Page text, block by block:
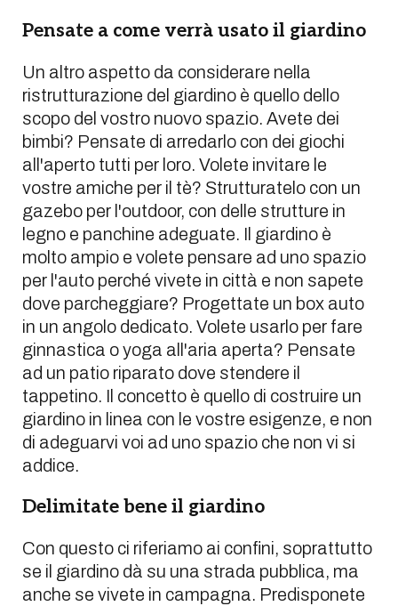
Pensate a come verrà usato il giardino
Un altro aspetto da considerare nella
ristrutturazione del giardino è quello dello
scopo del vostro nuovo spazio. Avete dei
bimbi? Pensate di arredarlo con dei giochi
all'aperto tutti per loro. Volete invitare le
vostre amiche per il tè? Strutturatelo con un
gazebo per l'outdoor, con delle strutture in
legno e panchine adeguate. Il giardino è
molto ampio e volete pensare ad uno spazio
per l'auto perché vivete in città e non sapete
dove parcheggiare? Progettate un box auto
in un angolo dedicato. Volete usarlo per fare
ginnastica o yoga all'aria aperta? Pensate
ad un patio riparato dove stendere il
tappetino. Il concetto è quello di costruire un
giardino in linea con le vostre esigenze, e non
di adeguarvi voi ad uno spazio che non vi si
addice.
Delimitate bene il giardino
Con questo ci riferiamo ai confini, soprattutto
se il giardino dà su una strada pubblica, ma
anche se vivete in campagna. Predisponete